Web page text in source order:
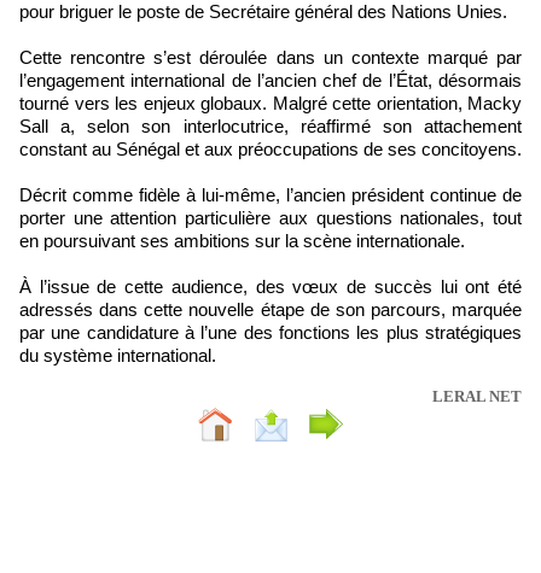
pour briguer le poste de Secrétaire général des Nations Unies.
Cette rencontre s’est déroulée dans un contexte marqué par
l’engagement international de l’ancien chef de l’État, désormais
tourné vers les enjeux globaux. Malgré cette orientation, Macky
Sall a, selon son interlocutrice, réaffirmé son attachement
constant au Sénégal et aux préoccupations de ses concitoyens.
Décrit comme fidèle à lui-même, l’ancien président continue de
porter une attention particulière aux questions nationales, tout
en poursuivant ses ambitions sur la scène internationale.
À l’issue de cette audience, des vœux de succès lui ont été
adressés dans cette nouvelle étape de son parcours, marquée
par une candidature à l’une des fonctions les plus stratégiques
du système international.
LERAL NET